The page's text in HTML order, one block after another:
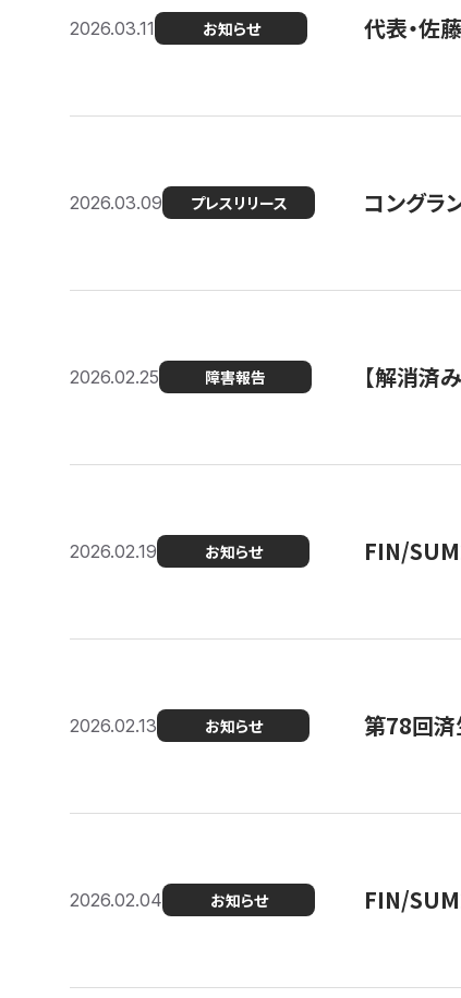
2026.03.11 お知らせ 代表・佐
2026.03.09 プレスリリース コングラ
2026.02.25 障害報告 【解消済
2026.02.19 お知らせ FIN/
2026.02.13 お知らせ 第78回済
2026.02.04 お知らせ FIN/